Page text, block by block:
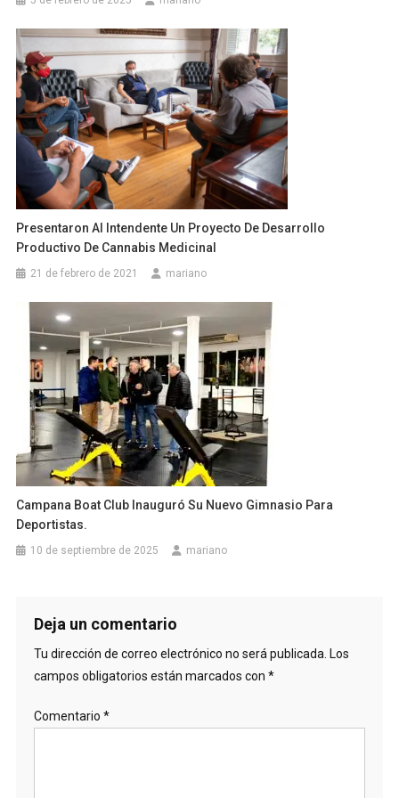
Presentaron Al Intendente Un Proyecto De Desarrollo
Productivo De Cannabis Medicinal
21 de febrero de 2021 mariano
Campana Boat Club Inauguró Su Nuevo Gimnasio Para
Deportistas.
10 de septiembre de 2025 mariano
Deja un comentario
Tu dirección de correo electrónico no será publicada. Los
campos obligatorios están marcados con *
Comentario *